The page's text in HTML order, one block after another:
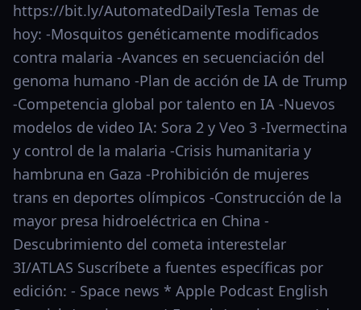
https://bit.ly/AutomatedDailyTesla Temas de
hoy: -Mosquitos genéticamente modificados
contra malaria -Avances en secuenciación del
genoma humano -Plan de acción de IA de Trump
-Competencia global por talento en IA -Nuevos
modelos de video IA: Sora 2 y Veo 3 -Ivermectina
y control de la malaria -Crisis humanitaria y
hambruna en Gaza -Prohibición de mujeres
trans en deportes olímpicos -Construcción de la
mayor presa hidroeléctrica en China -
Descubrimiento del cometa interestelar
3I/ATLAS Suscríbete a fuentes específicas por
edición: - Space news * Apple Podcast English